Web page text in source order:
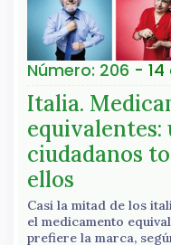
Número: 206 -
Italia.
equivalentes:
ciudadanos
ellos
Casi la mitad de los
el medicamento
prefiere la marca,